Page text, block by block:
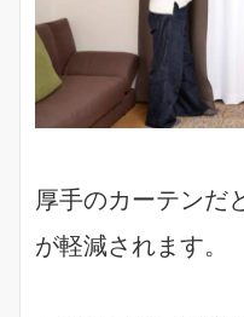
厚手のカーテンだ
が軽減されます。